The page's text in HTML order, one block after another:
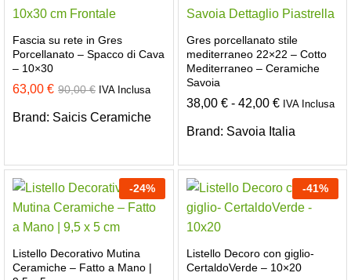
Fascia su rete in Gres
Porcellanato – Spacco di Cava
– 10×30
63,00 € 90,00€ IVA Inclusa
Brand: Saicis Ceramiche
Gres porcellanato stile
mediterraneo 22×22 – Cotto
Mediterraneo – Ceramiche
Savoia
38,00 € - 42,00 €Fascia
prezzo:
da
a
42,00 €
IVA Inclusa
Brand: Savoia Italia
-24%
Listello Decorativo Mutina
Ceramiche – Fatto a Mano |
-41%
Listello Decoro con giglio-
CertaldoVerde – 10×20